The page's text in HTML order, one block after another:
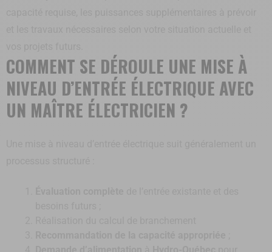
COMMENT SE DÉROULE UNE MISE À
NIVEAU D’ENTRÉE ÉLECTRIQUE AVEC
UN MAÎTRE ÉLECTRICIEN ?